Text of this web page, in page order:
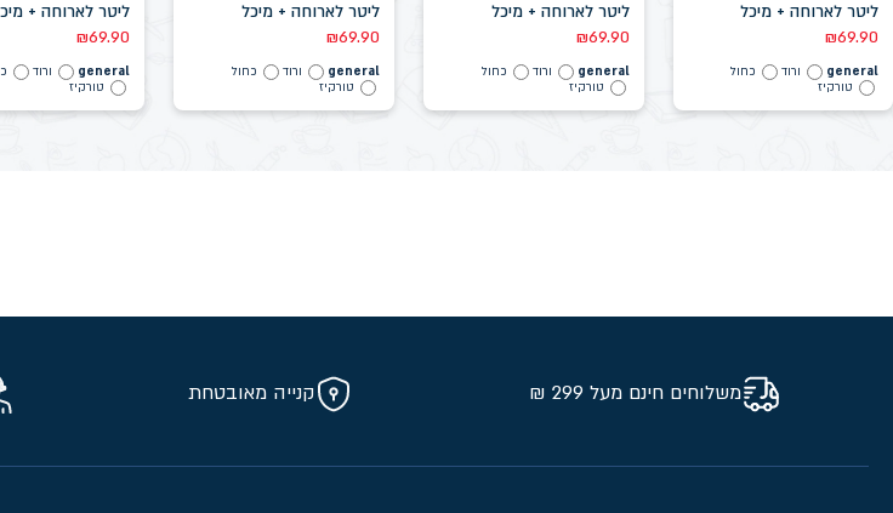
ליטר לארוחה + מיכל
לתוספות
₪69.90
general ורוד
כחול
טורקיז
ליטר לארוחה + מיכל
לתוספות
₪69.90
general ורוד
כחול
טורקיז
ליטר לארוחה + מיכל
לתוספות
₪69.90
general ורוד
כחול
טורקיז
ליטר לארוחה +
לתוספות
₪69.90
general ורוד
טורקיז
משלוחים חינם מעל 299 ₪ קנייה מאובטחת